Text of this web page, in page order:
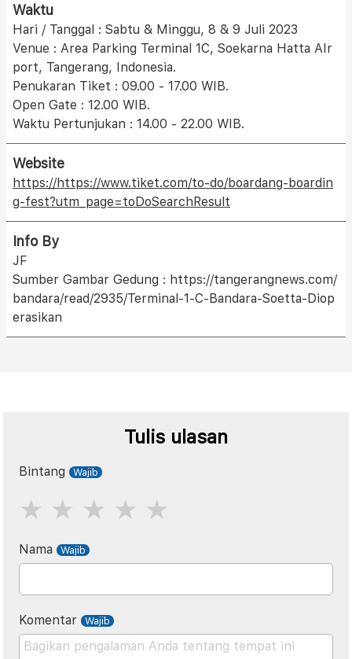
Waktu
‌Hari / Tanggal : Sabtu & Minggu, 8 & 9 Juli 2023
‌Venue : Area Parking Terminal 1C, Soekarna Hatta AIr
port, Tangerang, Indonesia.
‌Penukaran Tiket : 09.00 - 17.00 WIB.
‌Open Gate : 12.00 WIB.
‌Waktu Pertunjukan : 14.00 - 22.00 WIB.
Website
https://https://www.tiket.com/to-do/boardang-boardin
g-fest?utm_page=toDoSearchResult
Info By
JF
Sumber Gambar Gedung : https://tangerangnews.com/
bandara/read/2935/Terminal-1-C-Bandara-Soetta-Diop
erasikan
Tulis ulasan
Bintang
Nama
Komentar